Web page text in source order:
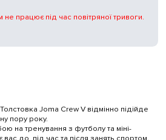
Joma Crew V відмінно підійде
пору року.
на тренування з футболу та міні-
працює під час повітряної тривоги.